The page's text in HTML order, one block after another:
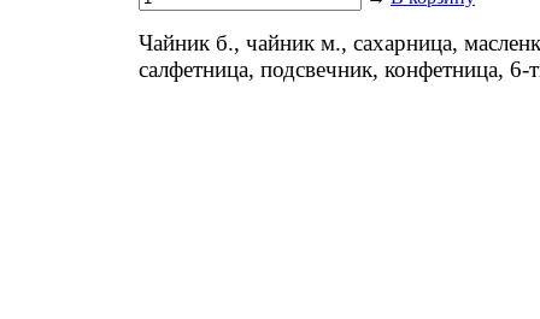
Чайник б., чайник м., сахарница,
салфетница, подсвечник, конфетница, 6-